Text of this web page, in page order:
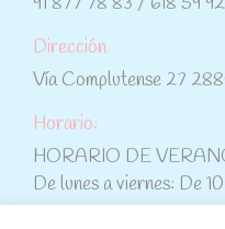
Dirección
Vía Complutense 27
Horario:
HORARIO DE
De lunes a viernes: De